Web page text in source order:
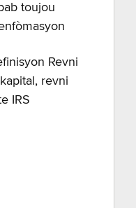
toujou
Revni
revni
IRS